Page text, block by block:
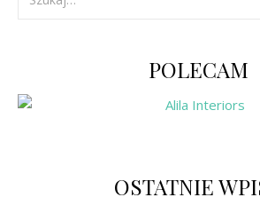
POLECAM
OSTATNIE